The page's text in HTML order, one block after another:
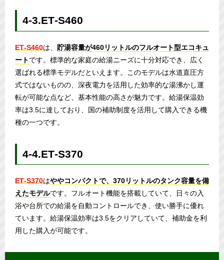
4-3.ET‑S460
ET‑S460は、 貯湯容量が460リットルのフルオート型エコキュ
ートです。標準的な家庭の給湯ニーズに十分対応でき、広く
選ばれる標準モデルだといえます。このモデルは水道直圧方
式ではないものの、深夜電力を活用した効率的な湯沸かし運
転が可能な点など、基本性能の高さが魅力です。給湯保温効
率は3.5に達しており、国の補助制度を活用して購入できる機
種の一つです。
4-4.ET‑S370
ET‑S370はややコンパクトで、370リットルのタンク容量を備
えたモデルです。フルオート機能を搭載していて、日々の入
浴や台所での給湯を自動コントロールでき、使い勝手に優れ
ています。給湯保温効率は3.5をクリアしていて、補助金を利
用した購入が可能です。